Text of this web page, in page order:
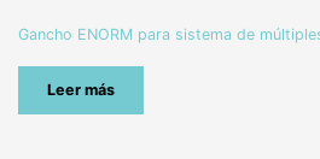
Gancho ENORM para sistema de
Leer más